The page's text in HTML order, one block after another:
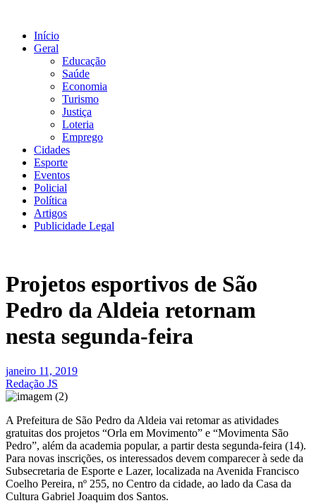
conteúdo
Início
Geral
Educação
Saúde
Economia
Turismo
Justiça
Loteria
Emprego
Cidades
Esporte
Eventos
Policial
Política
Artigos
Publicidade Legal
Projetos esportivos de São
Pedro da Aldeia retornam
nesta segunda-feira
janeiro 11, 2019
Redação JS
A Prefeitura de São Pedro da Aldeia vai retomar as atividades
gratuitas dos projetos “Orla em Movimento” e “Movimenta São
Pedro”, além da academia popular, a partir desta segunda-feira (14).
Para novas inscrições, os interessados devem comparecer à sede da
Subsecretaria de Esporte e Lazer, localizada na Avenida Francisco
Coelho Pereira, nº 255, no Centro da cidade, ao lado da Casa da
Cultura Gabriel Joaquim dos Santos.